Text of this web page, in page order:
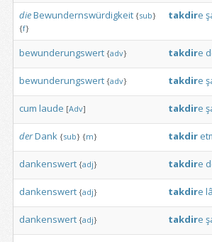
dieBewundernswürdigkeit {sub}
{f}
takdire
bewunderungswert {adv} takdire
bewunderungswert {adv} takdire
cum laude [Adv] takdire
derDank {sub} {m} takdir
dankenswert {adj} takdire
dankenswert {adj} takdire
dankenswert {adj} takdire